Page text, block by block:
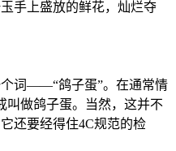
手上盛放的鲜花，灿烂夺
词——“鸽子蛋”。在通常情
叫做鸽子蛋。当然，这并不
还要经得住4C规范的检